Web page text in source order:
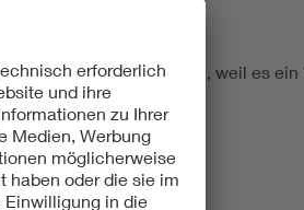
Band).
aber insofern vulnerabel, weil es